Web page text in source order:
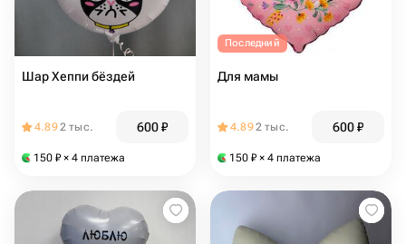
Шар Хеппи бёздей
4.892 тыс. 600₽
150 ₽ × 4 платежа
Последний
Для мамы
4.892 тыс. 600₽
150 ₽ × 4 платежа